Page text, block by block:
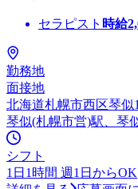
セラピスト 時給
勤務地
面接地
北海道札幌市西区琴似
琴似(札幌市営)駅、琴
シフト
1日1時間 週1日からOK